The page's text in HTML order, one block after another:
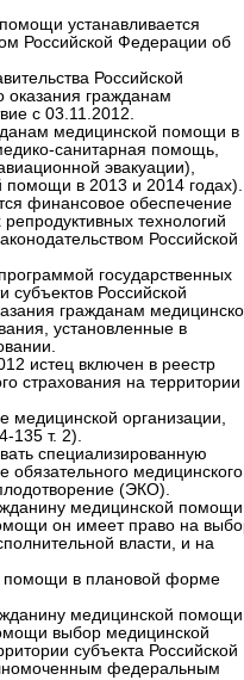
устанавливается
Российской Федерации об
Российской
оказания гражданам
с 03.11.2012.
медицинской помощи в
санитарная помощь,
эвакуации),
помощи в 2013 и 2014
финансовое обеспечение
технологий
Российской
государственных
субъектов Российской
гражданам
установленные в
истец включен в реестр
страхования на территории
медицинской организации,
135 т. 2).
специализированную
обязательного медицинского
(ЭКО).
медицинской
он имеет право на
власти, и на
помощи в плановой форме
медицинской
выбор медицинской
субъекта Российской
федеральным